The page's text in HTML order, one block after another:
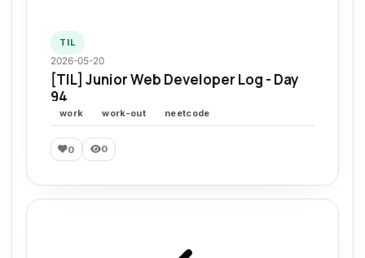
TIL
2026-05-20
[TIL] Junior Web Developer Log - Day
94
work work-out neetcode
0 0